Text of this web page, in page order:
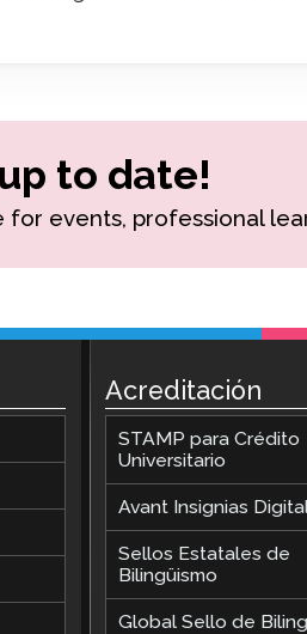
to date!
for events, professional
Acreditación
STAMP para Crédito
Universitario
Avant Insignias
Sellos Estatales de
Bilingüismo
Global Sello de